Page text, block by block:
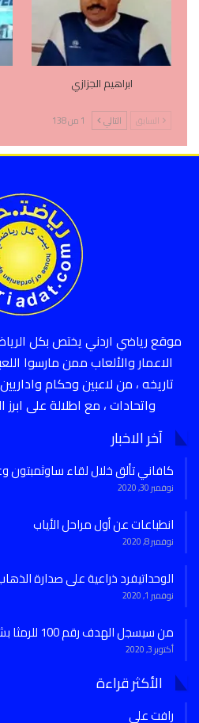
ابراهيم الجزازي
السابق التالي 1 من 138
موقع رياضي اردني يختص بكل
تاريخه ، من لاعبين وحكام
واتحادات ، مع اطلالة على ابرز
آخر الاخبار
كافاني تألق خلال لقاء ساوثمبتون
نوفمبر 30, 2020
انطباعات عن أول مراحل الأياب
نوفمبر 8, 2020
الوحداتيفرد ذراعية على صدارة
نوفمبر 1, 2020
من سيسجل الهدف رقم 100 للرمثا بشباك الجزيرة !!
أكتوبر 3, 2020
الأكثر قراءة
رافت علي